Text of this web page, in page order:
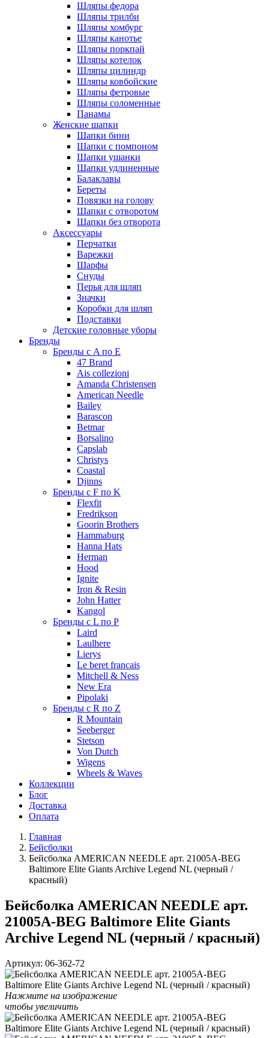
Шляпы федора
Шляпы трилби
Шляпы хомбург
Шляпы канотье
Шляпы поркпай
Шляпы котелок
Шляпы цилиндр
Шляпы ковбойские
Шляпы фетровые
Шляпы соломенные
Панамы
Женские шапки
Шапки бини
Шапки с помпоном
Шапки ушанки
Шапки удлиненные
Балаклавы
Береты
Повязки на голову
Шапки с отворотом
Шапки без отворота
Аксессуары
Перчатки
Варежки
Шарфы
Снуды
Перья для шляп
Значки
Коробки для шляп
Подставки
Детские головные уборы
Бренды
Бренды с A по E
47 Brand
Ais collezioni
Amanda Christensen
American Needle
Bailey
Barascon
Betmar
Borsalino
Capslab
Christys
Coastal
Djinns
Бренды с F по K
Flexfit
Fredrikson
Goorin Brothers
Hammaburg
Hanna Hats
Herman
Hood
Ignite
Iron & Resin
John Hatter
Kangol
Бренды с L по P
Laird
Laulhere
Lierys
Le beret francais
Mitchell & Ness
New Era
Pipolaki
Бренды с R по Z
R Mountain
Seeberger
Stetson
Von Dutch
Wigens
Wheels & Waves
Коллекции
Блог
Доставка
Оплата
Главная
Бейсболки
Бейсболка AMERICAN NEEDLE арт. 21005A-BEG
Baltimore Elite Giants Archive Legend NL (черный /
красный)
Бейсболка AMERICAN NEEDLE арт.
21005A-BEG Baltimore Elite Giants
Archive Legend NL (черный / красный)
Артикул: 06-362-72
Нажмите на изображение
чтобы увеличить